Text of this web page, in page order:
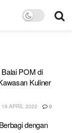
POM di
Kuliner
19 APRIL 2022 0
dengan